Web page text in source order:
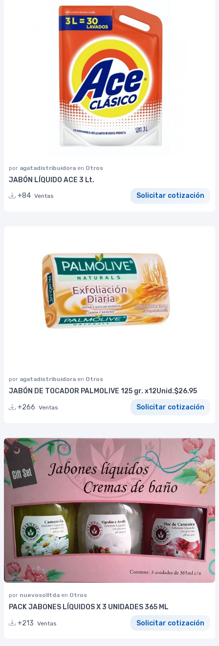
por agatadistribuidora en Otros
JABÓN LÍQUIDO ACE 3 Lt.
+84 Ventas Solicitar cotización
por agatadistribuidora en Otros
JABÓN DE TOCADOR PALMOLIVE 125 gr. x12Unid.$26.95
+266 Ventas Solicitar cotización
por nuevosolltda en Otros
PACK JABONES LÍQUIDOS X 3 UNIDADES 365 ML
+213 Ventas Solicitar cotización